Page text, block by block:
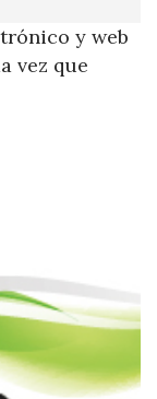
y web
vez que